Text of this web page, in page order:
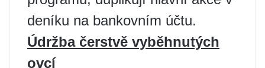
deníku na bankovním účtu.
Údržba čerstvě vyběhnutých
ovcí